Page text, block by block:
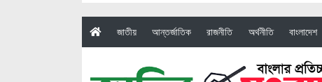
(current)
জাতীয় আন্তর্জাতিক রাজনীতি অর্থনীতি বাংলাদেশ